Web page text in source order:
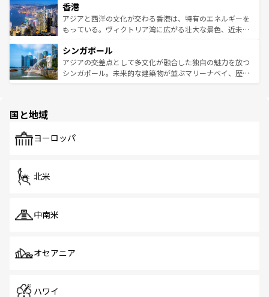
とつ。フォーやバインミー、ベトナムコーヒーなどは、ぜ
ひ現地で味わいたい。どの地域を訪れてもあたたかい人々
が旅行者を迎えてくれるので、きっと忘れられない旅にな
参照してほしい。
の活気が交差している。北部ではチェンマイなどの山岳地
帯で自然と触れ合い、南部ではプーケットやクラビの美し
いビーチでリゾート気分を楽しむことができる。タイ料理
激する。気候は一年中温暖で、どの季節にも異なる楽しみ
が待っている。親しみやすいタイの人々、仏教を中心とし
た文化、そして多様な観光資源が、訪れる旅人を魅了し続
香港
アジアと西洋の文化が交わる香港は、特有のエネルギーを
もっている。ヴィクトリア湾に広がる壮大な景色、近未来
み、どこを訪れても感動するはず。観光スポットが密集し
ており、効率よく見どころを回れるのも魅力。息をのむよ
うな絶景から文化的な体験まで、香港を存分に楽しみ尽く
シンガポール
アジアの交差点として多文化が融合した独自の魅力を放つ
シンガポール。未来的な建築物が並ぶマリーナベイ、歴史
で、ホーカーズは地元の風情を楽しめる外せないスポット
国と地域
ヨーロッパ
北米
中南米
オセアニア
ハワイ